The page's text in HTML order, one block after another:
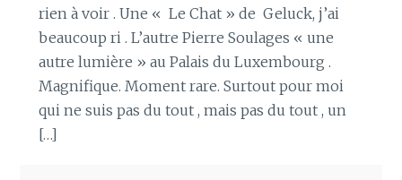
rien à voir . Une « Le Chat » de Geluck, j’ai
beaucoup ri . L’autre Pierre Soulages « une
autre lumière » au Palais du Luxembourg .
Magnifique. Moment rare. Surtout pour moi
qui ne suis pas du tout , mais pas du tout , un
[…]